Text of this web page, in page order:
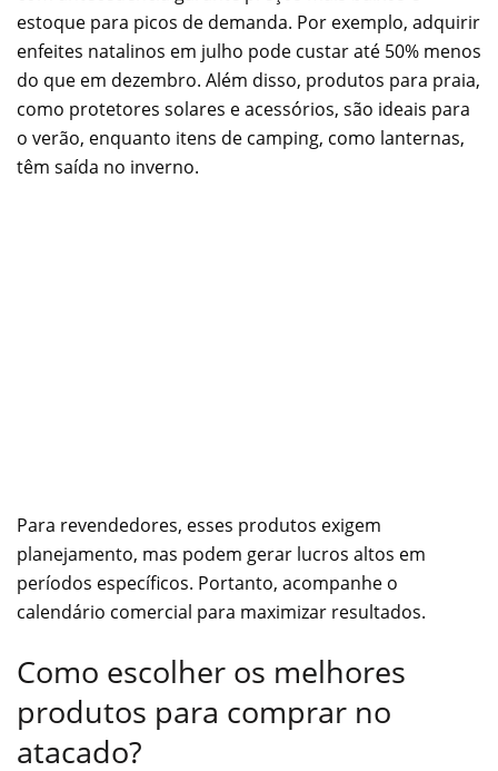
estoque para picos de demanda. Por exemplo, adquirir
enfeites natalinos em julho pode custar até 50% menos
do que em dezembro. Além disso, produtos para praia,
como protetores solares e acessórios, são ideais para
o verão, enquanto itens de camping, como lanternas,
têm saída no inverno.
Para revendedores, esses produtos exigem
planejamento, mas podem gerar lucros altos em
períodos específicos. Portanto, acompanhe o
calendário comercial para maximizar resultados.
Como escolher os melhores
produtos para comprar no
atacado?